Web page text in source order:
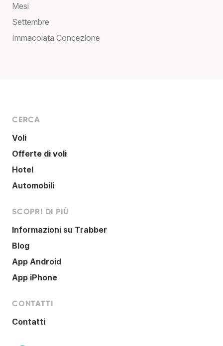
Mesi
Settembre
Immacolata Concezione
CERCA
Voli
Offerte di voli
Hotel
Automobili
SCOPRI DI PIÙ
Informazioni su Trabber
Blog
App Android
App iPhone
CONTATTI
Contatti